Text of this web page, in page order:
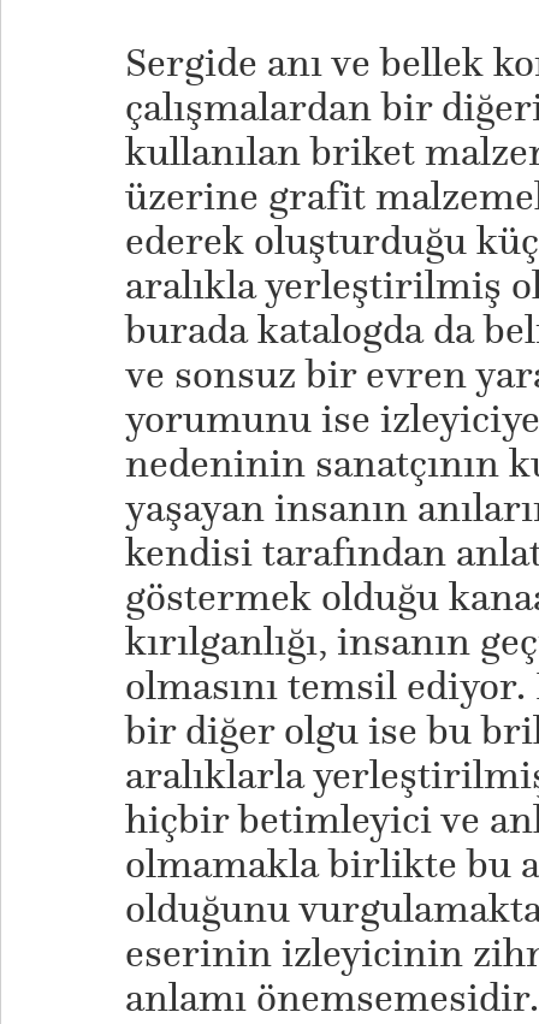
​Sergide anı ve bellek
çalışmalardan bir
kullanılan briket
üzerine grafit
ederek oluşturduğu
aralıkla yerleştirilmiş
burada katalogda da
ve sonsuz bir evren
yorumunu ise
nedeninin sanatçının
yaşayan insanın
kendisi tarafından
göstermek olduğu
kırılganlığı, insanın
olmasını temsil
bir diğer olgu ise bu
aralıklarla yerleştirilmiş
hiçbir betimleyici ve
olmamakla birlikte bu
olduğunu
eserinin izleyicinin
anlamı önemsemesidir.